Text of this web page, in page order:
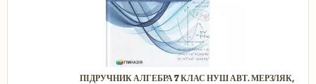
ПІДРУЧНИК АЛГЕБРА 7 КЛАС НУШ АВТ. МЕРЗЛЯК,